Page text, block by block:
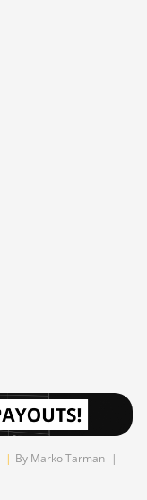
| By Marko Tarman |